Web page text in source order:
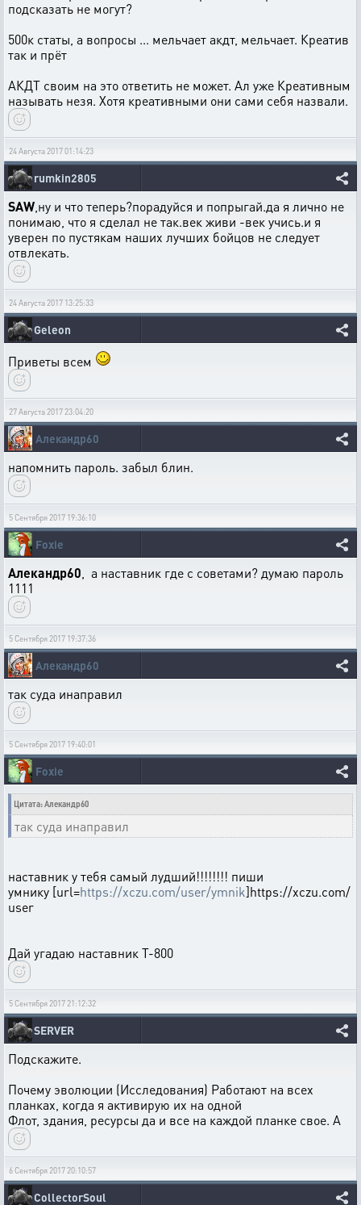
подсказать не могут?
500к статы, а вопросы ... мельчает акдт, мельчает. Креатив
так и прёт
АКДТ своим на это ответить не может. Ал уже Креативным
называть незя. Хотя креативными они сами себя назвали.
24 Августа 2017 01:14:23
rumkin2805
SAW ,ну и что теперь?порадуйся и попрыгай.да я лично не
понимаю, что я сделал не так.век живи -век учись.и я
уверен по пустякам наших лучших бойцов не следует
отвлекать.
24 Августа 2017 13:25:33
Geleon
Приветы всем
27 Августа 2017 23:04:20
Алекандр60
напомнить пароль. забыл блин.
5 Сентября 2017 19:36:10
Foxie
Алекандр60 , а наставник где с советами? думаю пароль
1111
5 Сентября 2017 19:37:36
Алекандр60
так суда инаправил
5 Сентября 2017 19:40:01
Foxie
Цитата: Алекандр60
так суда инаправил
наставник у тебя самый лудший!!!!!!!! пиши
умнику [url=https://xczu.com/user/ymnik]https://xczu.com/
user
Дай угадаю наставник Т-800
5 Сентября 2017 21:12:32
SERVER
Подскажите.
Почему эволюции (Исследования) Работают на всех
планках, когда я активирую их на одной
Флот, здания, ресурсы да и все на каждой планке свое. А
6 Сентября 2017 20:10:57
CollectorSoul